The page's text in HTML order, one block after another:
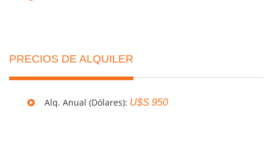
PRECIOS DE ALQUILER
Alq. Anual (Dólares): U$S 950